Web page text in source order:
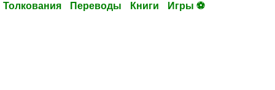
Толкования Переводы Книги Игры ⚽